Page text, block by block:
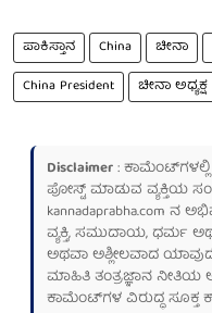
ಪಾಕಿಸ್ತಾನ China ಚೀನಾ
China President
ಚೀನಾ ಅಧ್ಯಕ್ಷ
Disclaimer: ಕಾಮೆಂಟ್‌ಗಳಲ್ಲಿ
ಪೋಸ್ಟ್ ಮಾಡುವ ವ್ಯಕ್ತಿಯ
kannadaprabha.com ನ
ವ್ಯಕ್ತಿ, ಸಮುದಾಯ, ಧರ್ಮ
ಅಥವಾ ಅಶ್ಲೀಲವಾದ
ಮಾಹಿತಿ ತಂತ್ರಜ್ಞಾನ ನೀತಿಯ
ಕಾಮೆಂಟ್‌ಗಳ ವಿರುದ್ಧ ಸೂಕ್ತ